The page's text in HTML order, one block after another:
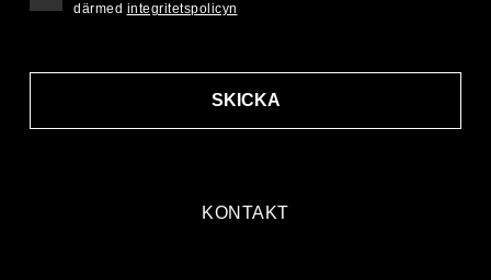
KONTAKT
SKICKA
därmed integritetspolicyn